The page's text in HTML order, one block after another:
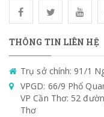
THÔNG TIN LIÊN HỆ
Trụ sở chính: 91/1
VPGD: 66/9 Phổ
VP Cần Thơ: 52
Thơ